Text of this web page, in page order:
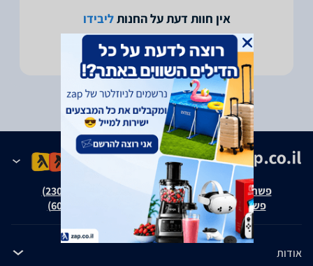
אין חוות דעת על החנותליבידו
היה הראשון לכתוב חוות דעת על חנות זו - לחץ כאן
פשרה בת"צ אבנצ'יק נ' זאפ גרופ (ת"צ 23008-08-20)
פשרה בת"צ כהנים נ' זאפ גרופ (ת"צ 60371-12-19)
אודות